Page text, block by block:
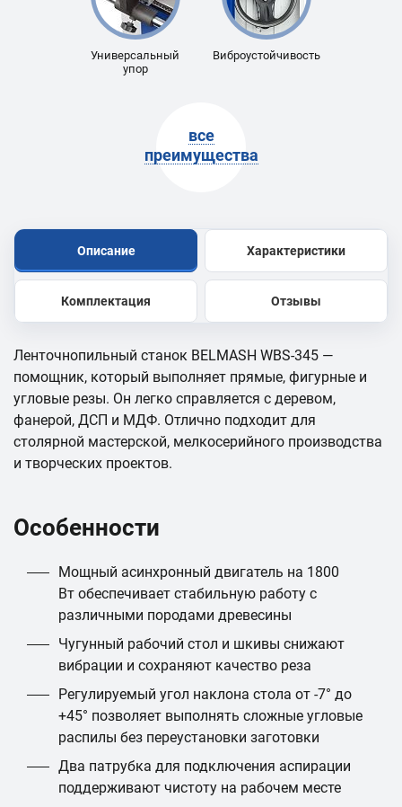
Универсальный
упор
Виброустойчивость
все
преимущества
Описание Характеристики
Комплектация Отзывы
Ленточнопильный станок BELMASH WBS-345 —
помощник, который выполняет прямые, фигурные и
угловые резы. Он легко справляется с деревом,
фанерой, ДСП и МДФ. Отлично подходит для
столярной мастерской, мелкосерийного производства
и творческих проектов.
Особенности
Мощный асинхронный двигатель на 1800
Вт обеспечивает стабильную работу с
различными породами древесины
Чугунный рабочий стол и шкивы снижают
вибрации и сохраняют качество реза
Регулируемый угол наклона стола от -7° до
+45° позволяет выполнять сложные угловые
распилы без переустановки заготовки
Два патрубка для подключения аспирации
поддерживают чистоту на рабочем месте